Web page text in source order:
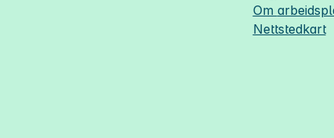
Om
Nettstedkart